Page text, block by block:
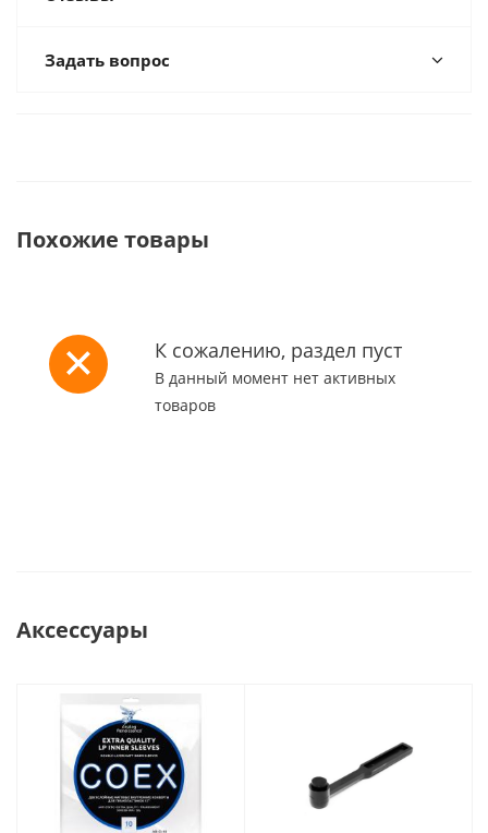
Задать вопрос
Похожие товары
К сожалению, раздел пуст
В данный момент нет активных
товаров
Аксессуары